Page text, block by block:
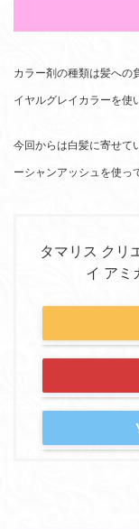
カラー剤の種類は髪への
イヤルグレイカラーを使
今回からは白髪に寄せて
ーシャンアッシュを使っ
タマリス クリ
イ アミ